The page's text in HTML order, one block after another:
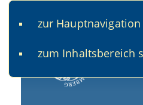
zur
zum Inhaltsbereich